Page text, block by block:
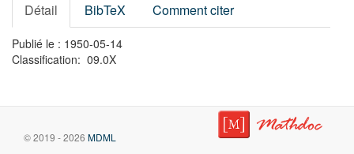
Détail BibTeX Comment citer
Publié le : 1950-05-14
Classification: 09.0X
© 2019 - 2026 MDML